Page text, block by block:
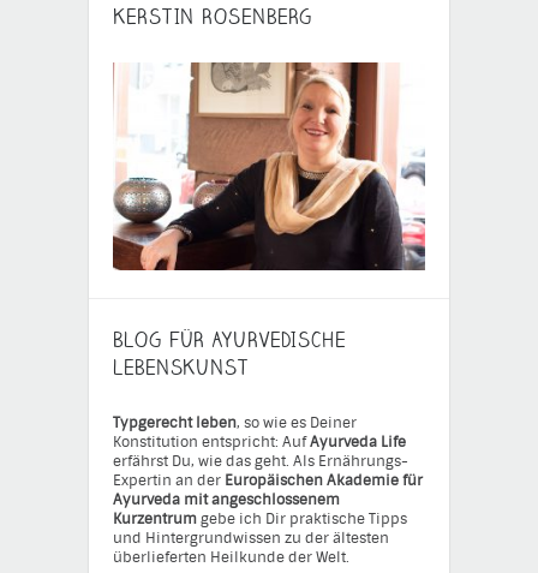
KERSTIN ROSENBERG
BLOG FÜR AYURVEDISCHE
LEBENSKUNST
Typgerecht leben, so wie es Deiner
Konstitution entspricht: AufAyurveda Life
erfährst Du, wie das geht. Als Ernährungs-
Expertin an der Europäischen Akademie für
Ayurveda mit angeschlossenem
Kurzentrumgebe ich Dir praktische Tipps
und Hintergrundwissen zu der ältesten
überlieferten Heilkunde der Welt.